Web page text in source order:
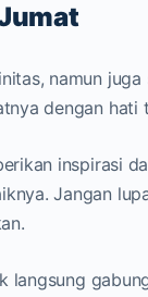
namun
dengan hati
inspirasi
Jangan
langsung